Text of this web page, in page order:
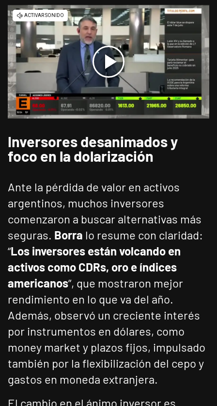
Inversores desanimados y
foco en la dolarización
Ante la pérdida de valor en activos
argentinos, muchos inversores
comenzaron a buscar alternativas más
seguras. Borra lo resume con claridad:
“Los inversores están volcando en
activos como CDRs, oro e índices
americanos”, que mostraron mejor
rendimiento en lo que va del año.
Además, observó un creciente interés
por instrumentos en dólares, como
money market y plazos fijos, impulsado
también por la flexibilización del cepo y
gastos en moneda extranjera.
El cambio en el ánimo inversor es